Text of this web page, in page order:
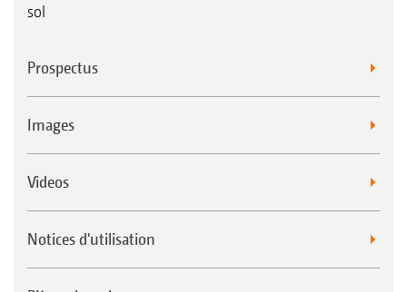
sol
Prospectus
Images
Videos
Notices d'utilisation